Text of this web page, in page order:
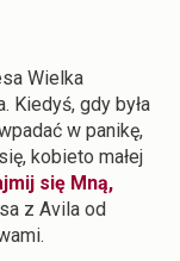
Wielka
Kiedyś, gdy była
w panikę,
kobieto małej
się Mną,
z Avila od